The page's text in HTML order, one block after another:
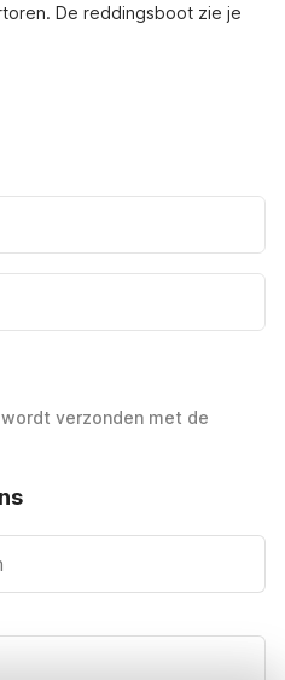
De reddingsboot zie je
verzonden met de